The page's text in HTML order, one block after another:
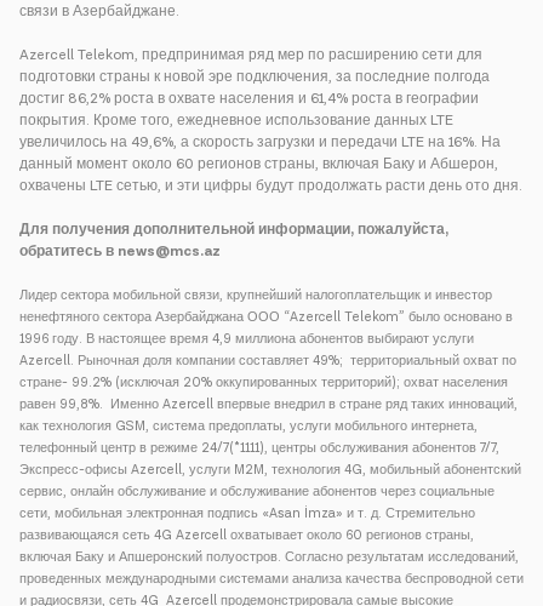
связи в Азербайджане.
Azercell Telekom, предпринимая ряд мер по расширению сети для
подготовки страны к новой эре подключения, за последние полгода
достиг 86,2% роста в охвате населения и 61,4% роста в географии
покрытия. Кроме того, ежедневное использование данных LTE
увеличилось на 49,6%, а скорость загрузки и передачи LTE на 16%. На
данный момент около 60 регионов страны, включая Баку и Абшерон,
охвачены LTE сетью, и эти цифры будут продолжать расти день ото дня.
Для получения дополнительной информации, пожалуйста,
обратитесь в news@mcs.az
Лидер сектора мобильной связи, крупнейший налогоплательщик и инвестор
ненефтяного сектора Азербайджана ООО “Azercell Telekom” было основано в
1996 году. В настоящее время 4,9 миллиона абонентов выбирают услуги
Azercell. Рыночная доля компании составляет 49%; территориальный охват по
стране- 99.2% (исключая 20% оккупированных территорий); охват населения
равен 99,8%. Именно Azercell впервые внедрил в стране ряд таких инноваций,
как технология GSM, система предоплаты, услуги мобильного интернета,
телефонный центр в режиме 24/7(*1111), центры обслуживания абонентов 7/7,
Экспресс-офисы Azercell, услуги M2M, технология 4G, мобильный абонентский
сервис, онлайн обслуживание и обслуживание абонентов через социальные
сети, мобильная электронная подпись «Asan İmza» и т. д. Стремительно
развивающаяся сеть 4G Azercell охватывает около 60 регионов страны,
включая Баку и Апшеронский полуостров. Согласно результатам исследований,
проведенных международными системами анализа качества беспроводной сети
и радиосвязи, сеть 4G Azercell продемонстрировала самые высокие